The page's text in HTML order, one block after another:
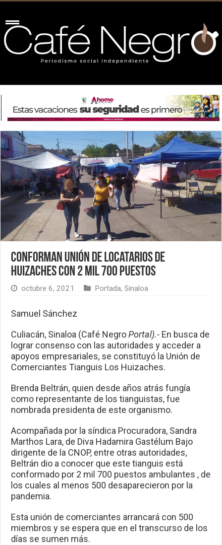
Conforman Unión de Locatarios de
Huizaches con 2 mil 700 puestos
octubre 6, 2021 Portada,Sinaloa
Samuel Sánchez
Culiacán, Sinaloa (Café NegroPortal).- En busca de
lograr consenso con las autoridades y acceder a
apoyos empresariales, se constituyó la Unión de
Comerciantes Tianguis Los Huizaches.
Brenda Beltrán, quien desde años atrás fungía
como representante de los tianguistas, fue
nombrada presidenta de este organismo.
Acompañada por la síndica Procuradora, Sandra
Marthos Lara, de Diva Hadamira Gastélum Bajo
dirigente de la CNOP, entre otras autoridades,
Beltrán dio a conocer que este tianguis está
conformado por 2 mil 700 puestos ambulantes , de
los cuales al menos 500 desaparecieron por la
pandemia.
Esta unión de comerciantes arrancará con 500
miembros y se espera que en el transcurso de los
días se sumen más.